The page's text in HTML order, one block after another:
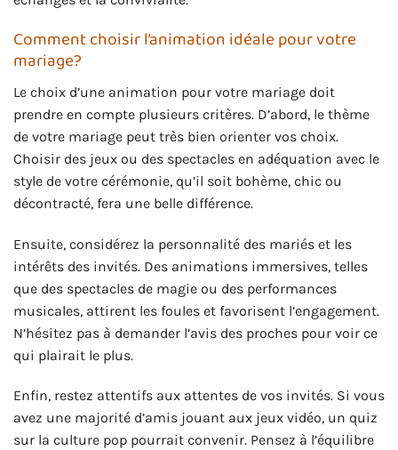
Comment choisir l’animation idéale pour votre
mariage?
Le choix d’une animation pour votre mariage doit
prendre en compte plusieurs critères. D’abord, le thème
de votre mariage peut très bien orienter vos choix.
Choisir des jeux ou des spectacles en adéquation avec le
style de votre cérémonie, qu’il soit bohème, chic ou
décontracté, fera une belle différence.
Ensuite, considérez la personnalité des mariés et les
intérêts des invités. Des animations immersives, telles
que des spectacles de magie ou des performances
musicales, attirent les foules et favorisent l’engagement.
N’hésitez pas à demander l’avis des proches pour voir ce
qui plairait le plus.
Enfin, restez attentifs aux attentes de vos invités. Si vous
avez une majorité d’amis jouant aux jeux vidéo, un quiz
sur la culture pop pourrait convenir. Pensez à l’équilibre